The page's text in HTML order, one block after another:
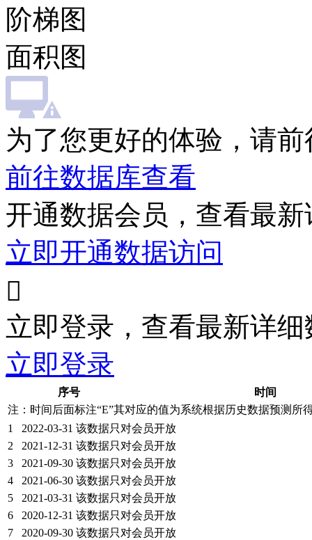
阶梯图
面积图
为了您更好的体验，请
前往数据库查看
开通数据会员，查看最
立即开通数据访问

立即登录，查看最新详细
立即登录
序号
时间
注：时间后面标注“E”其对应的值为系统根据历史数据预测所
1
2022-03-31 该数据只对会员开放
2
2021-12-31 该数据只对会员开放
3
2021-09-30 该数据只对会员开放
4
2021-06-30 该数据只对会员开放
5
2021-03-31 该数据只对会员开放
6
2020-12-31 该数据只对会员开放
7
2020-09-30 该数据只对会员开放